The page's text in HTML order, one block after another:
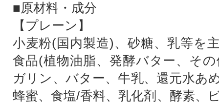
■原材料・成分
【プレーン】
小麦粉(国内製造)、砂糖、乳等を
食品(植物油脂、発酵バター、そ
ガリン、バター、牛乳、還元水あ
蜂蜜、食塩/香料、乳化剤、酵素、